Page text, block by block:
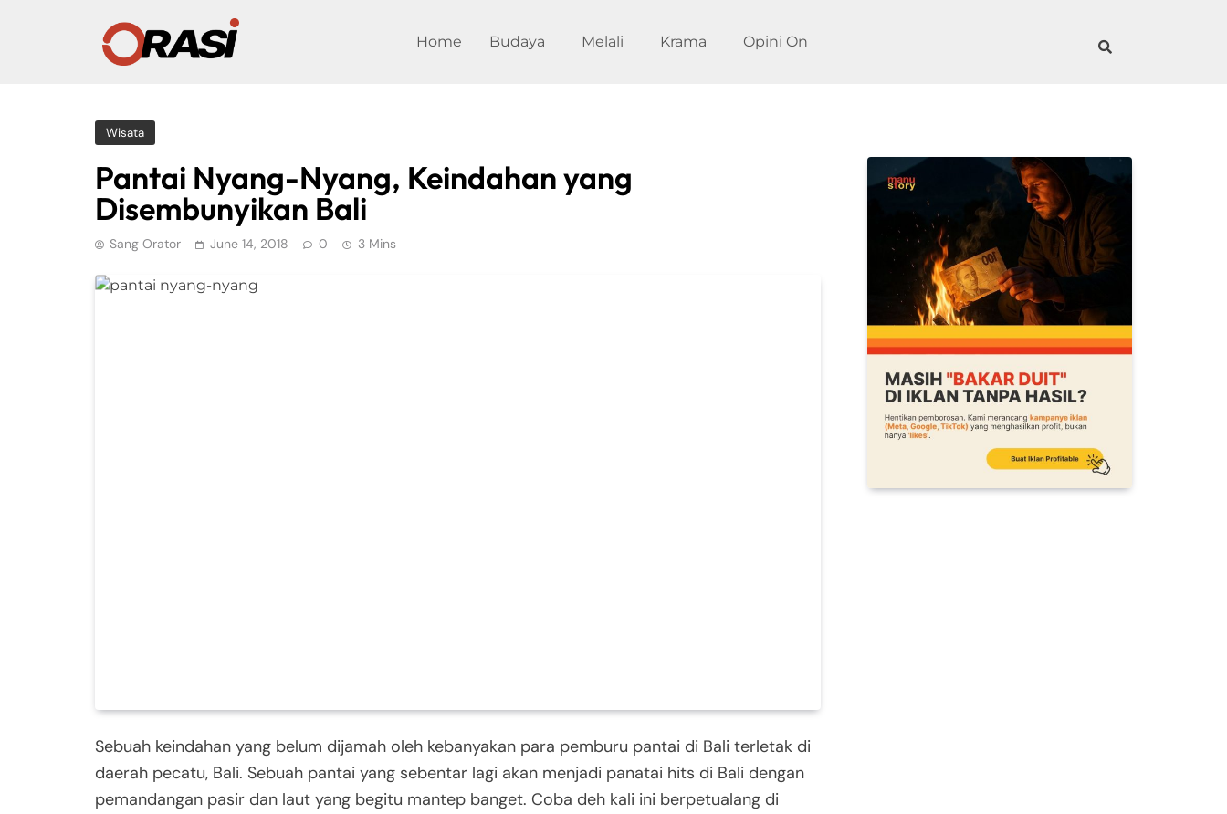
Home Budaya Melali Krama Opini On
Wisata
Pantai Nyang-Nyang, Keindahan yang
Disembunyikan Bali
Sang Orator June 14, 2018 0 3 Mins
Sebuah keindahan yang belum dijamah oleh kebanyakan para pemburu pantai di Bali terletak di
daerah pecatu, Bali. Sebuah pantai yang sebentar lagi akan menjadi panatai hits di Bali dengan
pemandangan pasir dan laut yang begitu mantep banget. Coba deh kali ini berpetualang di